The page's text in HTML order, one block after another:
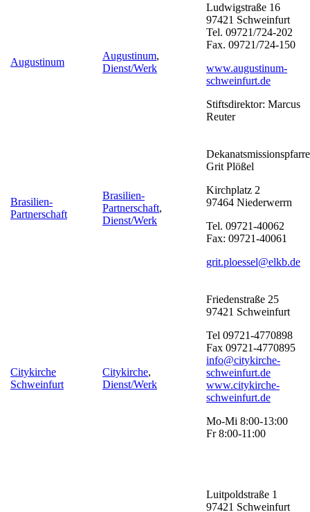
Augustinum
Augustinum,
Dienst/Werk
Ludwigstraße 16
97421 Schweinfurt
Tel. 09721/724-202
Fax. 09721/724-150
www.augustinum-
schweinfurt.de
Stiftsdirektor: Marcus
Reuter
Brasilien-
Partnerschaft
Brasilien-
Partnerschaft,
Dienst/Werk
Grit Plößel
Kirchplatz 2
97464 Niederwerrn
Tel. 09721-40062
Fax: 09721-40061
grit.ploessel@elkb.de
Citykirche
Schweinfurt
Citykirche,
Dienst/Werk
Friedenstraße 25
97421 Schweinfurt
Tel 09721-4770898
Fax 09721-4770895
info@citykirche-
schweinfurt.de
www.citykirche-
schweinfurt.de
Mo-Mi 8:00-13:00
Fr 8:00-11:00
Luitpoldstraße 1
97421 Schweinfurt